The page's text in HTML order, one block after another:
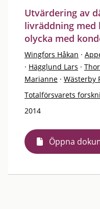
Utvärdering av
livräddning med
olycka med
Wingfors Håkan ·
· Hägglund Lars ·
Marianne · Wästerby
Totalförsvarets
2014
Öppna